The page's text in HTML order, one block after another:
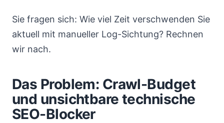
Sie fragen sich: Wie viel Zeit verschwenden Sie
aktuell mit manueller Log-Sichtung? Rechnen
wir nach.
Das Problem: Crawl-Budget
und unsichtbare technische
SEO-Blocker